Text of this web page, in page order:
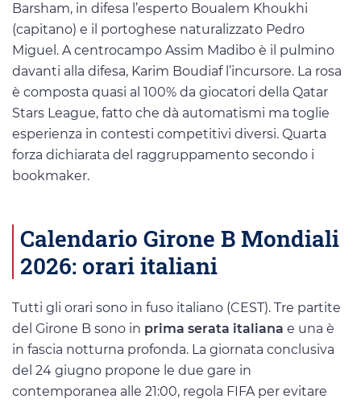
Barsham, in difesa l’esperto Boualem Khoukhi
(capitano) e il portoghese naturalizzato Pedro
Miguel. A centrocampo Assim Madibo è il pulmino
davanti alla difesa, Karim Boudiaf l’incursore. La rosa
è composta quasi al 100% da giocatori della Qatar
Stars League, fatto che dà automatismi ma toglie
esperienza in contesti competitivi diversi. Quarta
forza dichiarata del raggruppamento secondo i
bookmaker.
Calendario Girone B Mondiali
2026: orari italiani
Tutti gli orari sono in fuso italiano (CEST). Tre partite
del Girone B sono in prima serata italiana e una è
in fascia notturna profonda. La giornata conclusiva
del 24 giugno propone le due gare in
contemporanea alle 21:00, regola FIFA per evitare